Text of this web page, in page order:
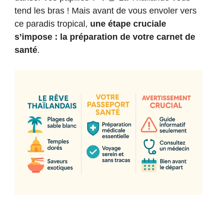
tend les bras ! Mais avant de vous envoler vers
ce paradis tropical, une étape cruciale
s’impose : la préparation de votre carnet de
santé.